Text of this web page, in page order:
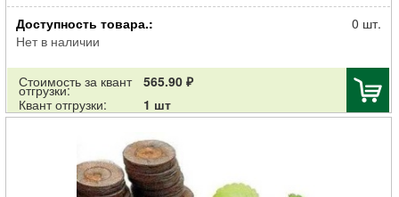
Пленка МегаПласт для парника рукав п/э P-100мкн, w-1,5х2м
Доступность товара.:
Нет в наличии
0 шт.
Стоимость за квант
отгрузки:
565.90 ₽
Квант отгрузки:
1 шт